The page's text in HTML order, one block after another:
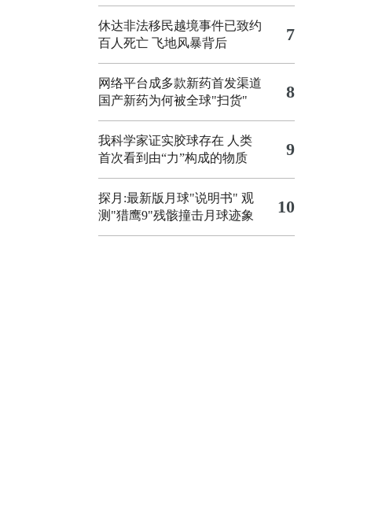
休达非法移民越境事件已致约
百人死亡 飞地风暴背后 7
网络平台成多款新药首发渠道
国产新药为何被全球"扫货"
8
我科学家证实胶球存在 人类
首次看到由“力”构成的物质
9
探月:最新版月球"说明书" 观
测"猎鹰9"残骸撞击月球迹象
10